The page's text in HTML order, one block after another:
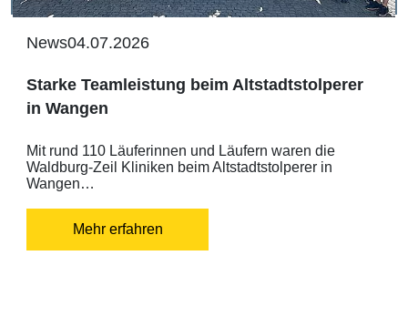
News04.07.2026
Starke Teamleistung beim Altstadtstolperer
in Wangen
Mit rund 110 Läuferinnen und Läufern waren die
Waldburg-Zeil Kliniken beim Altstadtstolperer in
Wangen…
Mehr erfahren